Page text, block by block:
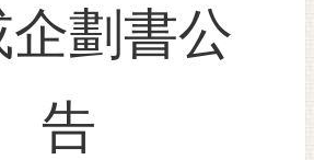
企劃書公
告